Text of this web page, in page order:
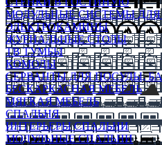
МОДУЛЬНЫЕ СИСТЕМЫ
ЭЛЕКТРОКАМИНЫ
ЖУРНАЛЬНЫЕ СТОЛЫ
ТВ ТУМБЫ
КОМОДЫ
СЕРВАНТЫ ДЛЯ ПОСУДЫ,
БЕСКАРКАСНАЯ МЕБЕЛЬ
МЯГКАЯ МЕБЕЛЬ
СПАЛЬНЯ
ИНТЕРЬЕРЫ СПАЛЬНИ
МОДУЛЬНЫЕ СПАЛЬНИ